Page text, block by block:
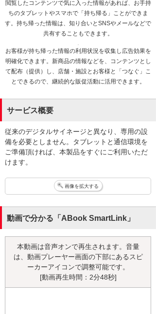
閲覧したコンテンツで気に入った情報があれば、お手持
ちのタブレットやスマホで「持ち帰る」ことができま
す。持ち帰った情報は、知り合いとSNSやメールなどで
共有することもできます。
お客様が持ち帰った情報の利用状況を収集し広告効果を
明確化できます。新商品の情報などを、コンテンツとし
て配布（提供）し、店舗・施設とお客様と「つなぐ」こ
とできるので、継続的な販促活動に活用できます。
サービス概要
従来のデジタルサイネージと異なり、専用の設
備を必要としません。タブレットと通信環境を
ご準備頂ければ、本製品をすぐにご利用いただ
けます。
画像を拡大する
動画で分かる「ABook SmartLink」
本動画は音声オンで再生されます。音量
は、動画プレーヤー画面の下部にあるスピ
ーカーアイコンで調整可能です。
[動画再生時間：2分48秒]